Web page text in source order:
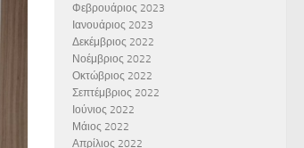
Φεβρουάριος 2023
Ιανουάριος 2023
Δεκέμβριος 2022
Νοέμβριος 2022
Οκτώβριος 2022
Σεπτέμβριος 2022
Ιούνιος 2022
Μάιος 2022
Απρίλιος 2022